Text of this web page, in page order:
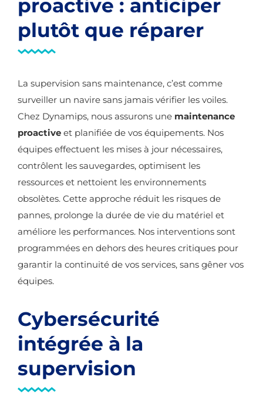
proactive : anticiper
plutôt que réparer
La supervision sans maintenance, c’est comme
surveiller un navire sans jamais vérifier les voiles.
Chez Dynamips, nous assurons une maintenance
proactive et planifiée de vos équipements. Nos
équipes effectuent les mises à jour nécessaires,
contrôlent les sauvegardes, optimisent les
ressources et nettoient les environnements
obsolètes. Cette approche réduit les risques de
pannes, prolonge la durée de vie du matériel et
améliore les performances. Nos interventions sont
programmées en dehors des heures critiques pour
garantir la continuité de vos services, sans gêner vos
équipes.
Cybersécurité
intégrée à la
supervision